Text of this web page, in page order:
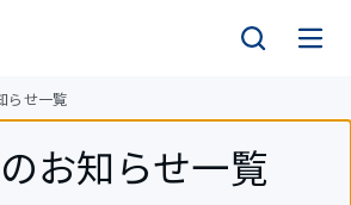
らせ一覧
お知らせ一覧